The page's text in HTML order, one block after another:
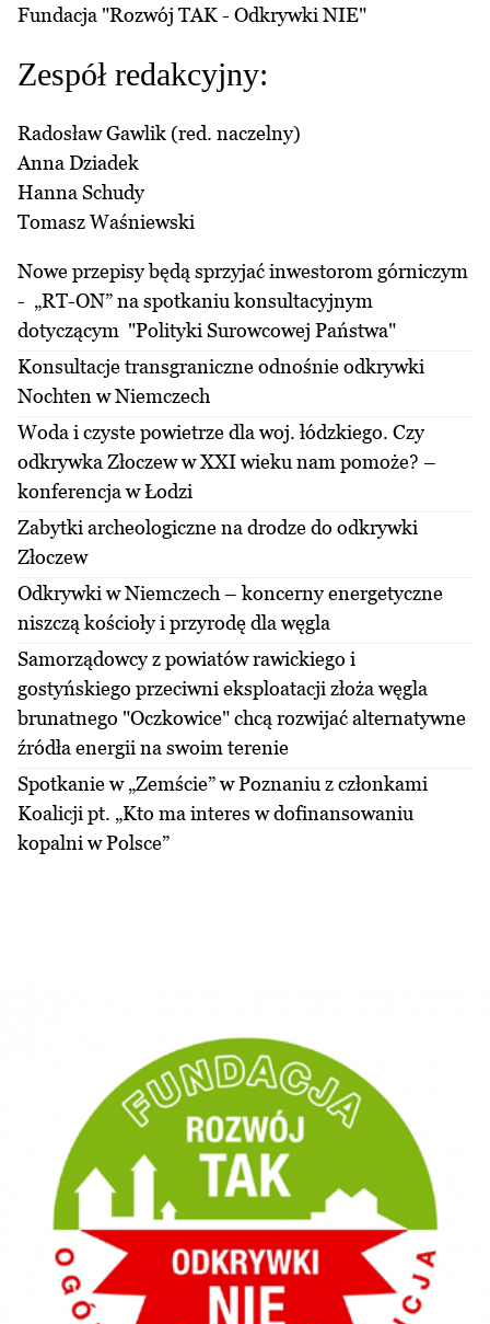
Fundacja "Rozwój TAK - Odkrywki NIE"
Zespół redakcyjny:
Radosław Gawlik (red. naczelny)
Anna Dziadek
Hanna Schudy
Tomasz Waśniewski
Nowe przepisy będą sprzyjać inwestorom górniczym
- „RT-ON” na spotkaniu konsultacyjnym
dotyczącym "Polityki Surowcowej Państwa"
Konsultacje transgraniczne odnośnie odkrywki
Nochten w Niemczech
Woda i czyste powietrze dla woj. łódzkiego. Czy
odkrywka Złoczew w XXI wieku nam pomoże? –
konferencja w Łodzi
Zabytki archeologiczne na drodze do odkrywki
Złoczew
Odkrywki w Niemczech – koncerny energetyczne
niszczą kościoły i przyrodę dla węgla
Samorządowcy z powiatów rawickiego i
gostyńskiego przeciwni eksploatacji złoża węgla
brunatnego "Oczkowice" chcą rozwijać alternatywne
źródła energii na swoim terenie
Spotkanie w „Zemście” w Poznaniu z członkami
Koalicji pt. „Kto ma interes w dofinansowaniu
kopalni w Polsce”